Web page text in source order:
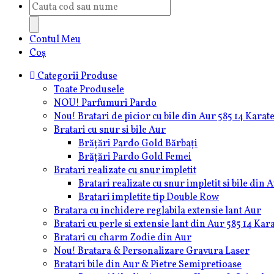
Products
search
Contul Meu
Coș
Categorii Produse
Toate Produsele
NOU! Parfumuri Pardo
Nou! Bratari de picior cu bile din Aur 585 14
Bratari cu snur si bile Aur
Brățări Pardo Gold Bărbați
Brățări Pardo Gold Femei
Bratari realizate cu snur impletit
Bratari realizate cu snur impletit si bile din
Bratari impletite tip Double Row
Bratara cu inchidere reglabila extensie lant Aur
Bratari cu perle si extensie lant din Aur 585 14
Bratari cu charm Zodie din Aur
Nou! Bratara & Personalizare Gravura Laser
Bratari bile din Aur & Pietre Semipretioase